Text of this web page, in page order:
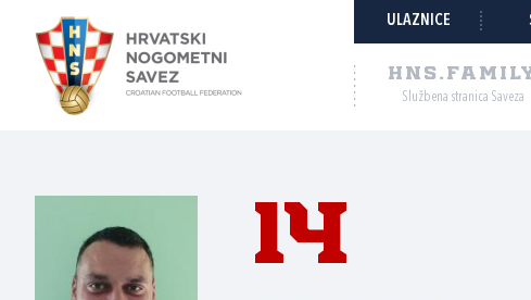
ULAZNICE
Službena stranica Saveza
14